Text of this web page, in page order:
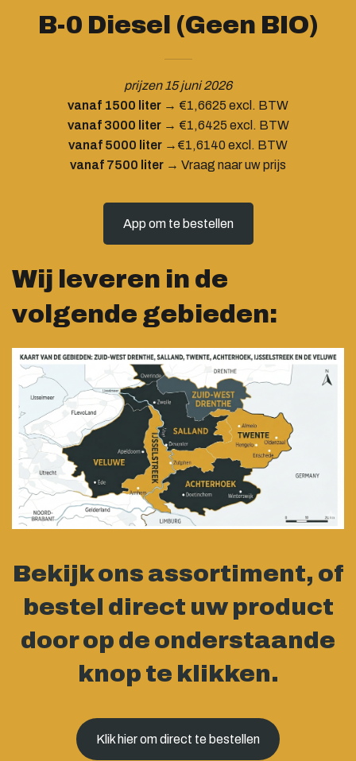
B-0 Diesel (Geen BIO)
prijzen 15 juni 2026
vanaf 1500 liter → €1,6625 excl. BTW
vanaf 3000 liter→ €1,6425 excl. BTW
vanaf 5000 liter →€1,6140 excl. BTW
vanaf 7500 liter → Vraag naar uw prijs
App om te bestellen
Wij leveren in de
volgende gebieden:
Bekijk ons assortiment, of
bestel direct uw product
door op de onderstaande
knop te klikken.
Klik hier om direct te bestellen